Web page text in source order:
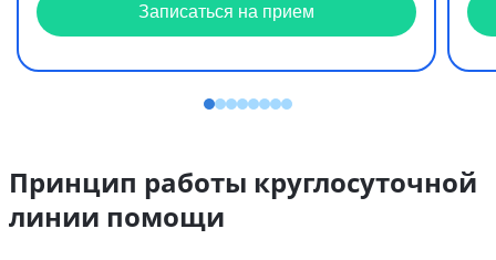
Записаться на прием
Принцип работы круглосуточной
линии помощи